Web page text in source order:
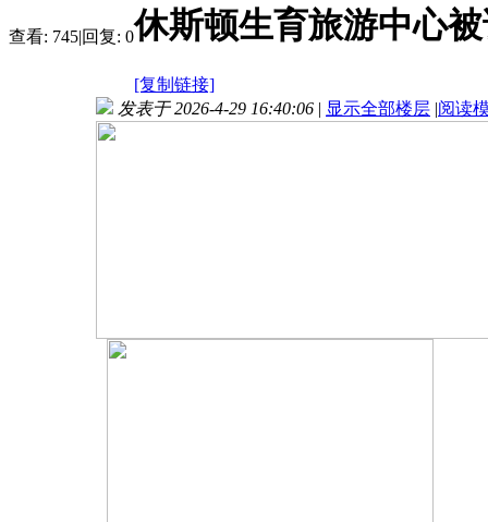
查看: 745|回复: 0休斯顿生育旅游中心
[复制链接]
发表于 2026-4-29 16:40:06 | 显示全部楼层 |阅读